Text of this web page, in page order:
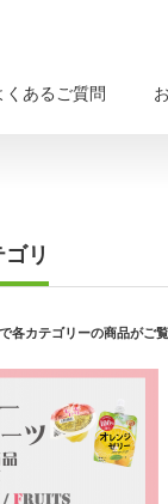
くあるご質問
リ
各カテゴリーの商品がご